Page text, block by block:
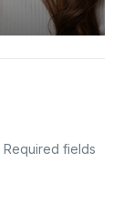
Required fields